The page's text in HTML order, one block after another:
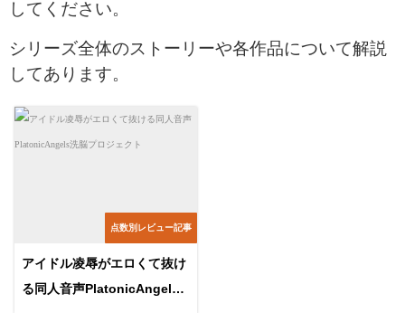
してください。
シリーズ全体のストーリーや各作品について解説
してあります。
点数別レビュー記事
アイドル凌辱がエロくて抜け
る同人音声PlatonicAngels